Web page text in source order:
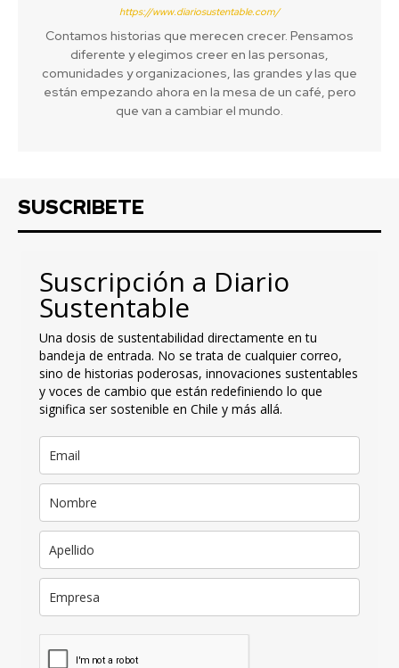
https://www.diariosustentable.com/
Contamos historias que merecen crecer. Pensamos
diferente y elegimos creer en las personas,
comunidades y organizaciones, las grandes y las que
están empezando ahora en la mesa de un café, pero
que van a cambiar el mundo.
SUSCRIBETE
Suscripción a Diario
Sustentable
Una dosis de sustentabilidad directamente en tu
bandeja de entrada. No se trata de cualquier correo,
sino de historias poderosas, innovaciones sustentables
y voces de cambio que están redefiniendo lo que
significa ser sostenible en Chile y más allá.